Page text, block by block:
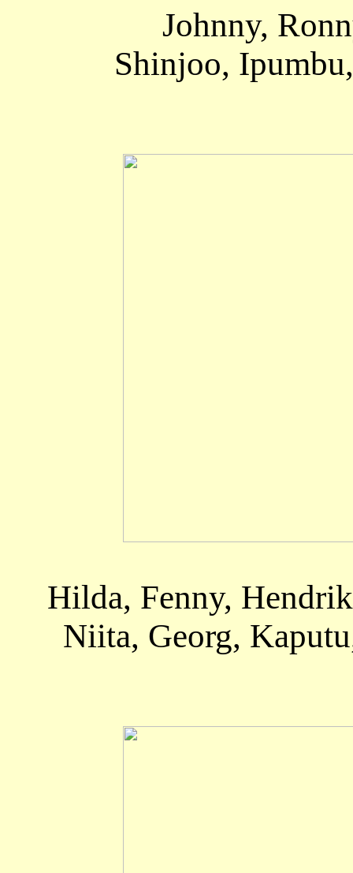
Johnny,
Shinjoo,
Hilda, Fenny,
Niita, Georg,